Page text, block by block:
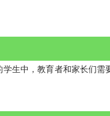
生中，教育者和家长们